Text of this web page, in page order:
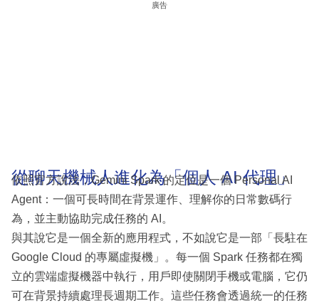
廣告
從聊天機械人進化為「個人 AI 代理」
依照官方說法，Gemini Spark 的定位是一個 Personal AI
Agent：一個可長時間在背景運作、理解你的日常數碼行
為，並主動協助完成任務的 AI。
與其說它是一個全新的應用程式，不如說它是一部「長駐在
Google Cloud 的專屬虛擬機」。每一個 Spark 任務都在獨
立的雲端虛擬機器中執行，用戶即使關閉手機或電腦，它仍
可在背景持續處理長週期工作。這些任務會透過統一的任務